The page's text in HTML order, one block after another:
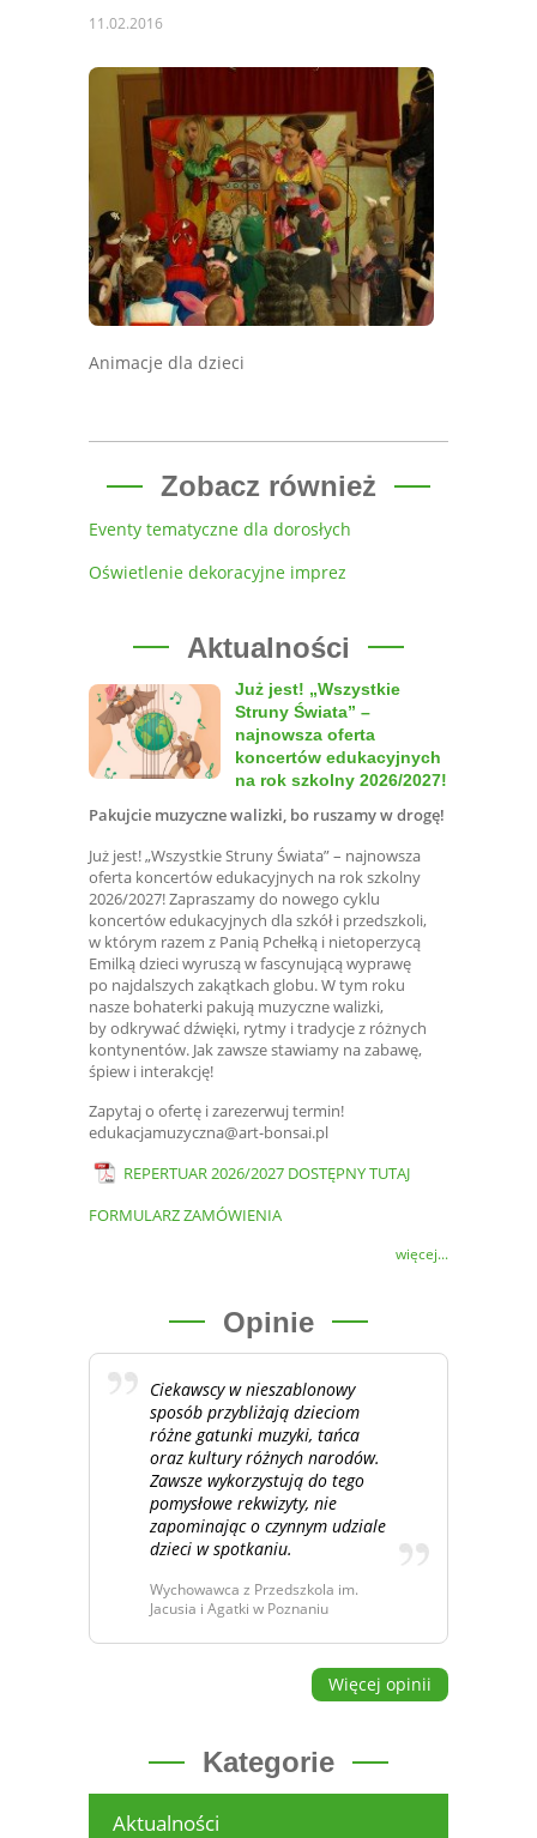
11.02.2016
Animacje dla dzieci
Zobacz również
Eventy tematyczne dla dorosłych
Oświetlenie dekoracyjne imprez
Aktualności
Już jest! „Wszystkie
Struny Świata” –
najnowsza oferta
koncertów edukacyjnych
na rok szkolny 2026/2027!
Pakujcie muzyczne walizki, bo ruszamy w drogę!
Już jest! „Wszystkie Struny Świata” – najnowsza
oferta koncertów edukacyjnych na rok szkolny
2026/2027! Zapraszamy do nowego cyklu
koncertów edukacyjnych dla szkół i przedszkoli,
w którym razem z Panią Pchełką i nietoperzycą
Emilką dzieci wyruszą w fascynującą wyprawę
po najdalszych zakątkach globu. W tym roku
nasze bohaterki pakują muzyczne walizki,
by odkrywać dźwięki, rytmy i tradycje z różnych
kontynentów. Jak zawsze stawiamy na zabawę,
śpiew i interakcję!
Zapytaj o ofertę i zarezerwuj termin!
edukacjamuzyczna@art-bonsai.pl
REPERTUAR 2026/2027 DOSTĘPNY TUTAJ
FORMULARZ ZAMÓWIENIA
więcej...
Opinie
Ciekawscy w nieszablonowy
sposób przybliżają dzieciom
różne gatunki muzyki, tańca
oraz kultury różnych narodów.
Zawsze wykorzystują do tego
pomysłowe rekwizyty, nie
zapominając o czynnym udziale
dzieci w spotkaniu.
Wychowawca z Przedszkola im.
Jacusia i Agatki w Poznaniu
Więcej opinii
Kategorie
Aktualności